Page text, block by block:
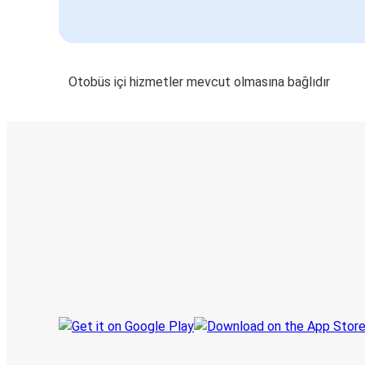
Otobüs içi hizmetler mevcut olmasına bağlıdır